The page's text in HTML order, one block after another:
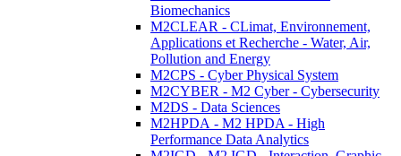
Biomechanics
M2CLEAR - CLimat, Environnement,
Applications et Recherche - Water, Air,
Pollution and Energy
M2CPS - Cyber Physical System
M2CYBER - M2 Cyber - Cybersecurity
M2DS - Data Sciences
M2HPDA - M2 HPDA - High
Performance Data Analytics